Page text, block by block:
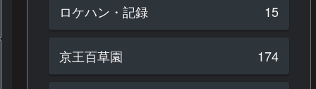
ロケハン・記録 15
京王百草園 174